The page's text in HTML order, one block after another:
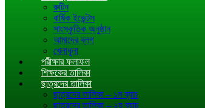
রুটিন
বার্ষিক ইভেন্টস
সাংস্কৃতিক অনুষ্ঠান
আমাদের ব্লগ
খেলাধূলা
পরীক্ষার ফলাফল
শিক্ষকের তালিকা
ছাত্রদের তালিকা
ছাত্রদের তালিকা – ১ম ব্যাচ
ছাত্রদের তালিকা – ২য় ব্যাচ